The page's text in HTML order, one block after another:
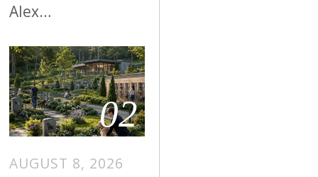
Alex…
02
AUGUST 8, 2026